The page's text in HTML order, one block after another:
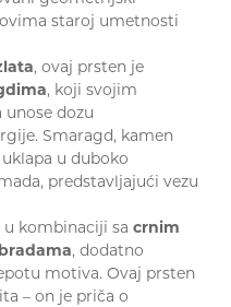
staroj umetnosti
, ovaj prsten je
, koji svojim
dozu
Smaragd, kamen
u duboko
predstavljajući vezu
kombinaciji sa crnim
, dodatno
motiva. Ovaj prsten
– on je priča o